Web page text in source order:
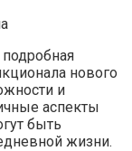
нового
и
аспекты
быть
жизни.